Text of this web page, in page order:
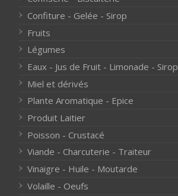
Confiture - Gelée - Sirop
Fruits
Légumes
Eaux - Jus de Fruit - Limonade - Sirop
Miel et dérivés
Plante Aromatique - Epice
Produit Laitier
Poisson - Crustacé
Viande - Charcuterie - Traiteur
Vinaigre - Huile - Moutarde
Volaille - Oeufs